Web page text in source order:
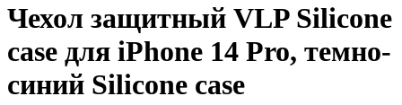
Чехол защитный VLP Silicone
case для iPhone 14 Pro, темно-
синий Silicone case